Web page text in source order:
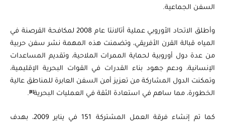
السفن الجماعية.
وأطلق الاتحاد الأوروبي عملية أتالانتا عام 2008 لمكافحة القرصنة في
المياه قبالة القرن الأفريقي، وتضمنت هذه المهمة نشر سفن حربية
من عدة دول أوروبية لحماية الممرات الملاحية، وتقديم المساعدات
الإنسانية، ودعم جهود بناء القدرات في القوات البحرية الإقليمية،
وتمكنت الدول المشاركة من تعزيز أمن السفن العابرة للمناطق عالية
الخطورة، مما ساهم في استعادة الثقة في العمليات البحرية
.
كما تم إنشاء فرقة العمل المشتركة 151 في يناير 2009، بهدف